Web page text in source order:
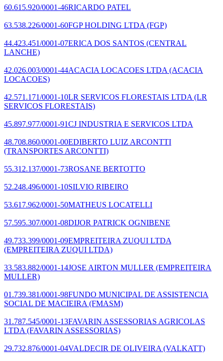
60.615.920/0001-46RICARDO PATEL
63.538.226/0001-60FGP HOLDING LTDA (FGP)
44.423.451/0001-07ERICA DOS SANTOS (CENTRAL
LANCHE)
42.026.003/0001-44ACACIA LOCACOES LTDA (ACACIA
LOCACOES)
42.571.171/0001-10LR SERVICOS FLORESTAIS LTDA (LR
SERVICOS FLORESTAIS)
45.897.977/0001-91CJ INDUSTRIA E SERVICOS LTDA
48.708.860/0001-00EDIBERTO LUIZ ARCONTTI
(TRANSPORTES ARCONTTI)
55.312.137/0001-73ROSANE BERTOTTO
52.248.496/0001-10SILVIO RIBEIRO
53.617.962/0001-50MATHEUS LOCATELLI
57.595.307/0001-08DIJOR PATRICK OGNIBENE
49.733.399/0001-09EMPREITEIRA ZUQUI LTDA
(EMPREITEIRA ZUQUI LTDA)
33.583.882/0001-14JOSE AIRTON MULLER (EMPREITEIRA
MULLER)
01.739.381/0001-98FUNDO MUNICIPAL DE ASSISTENCIA
SOCIAL DE MACIEIRA (FMASM)
31.787.545/0001-13FAVARIN ASSESSORIAS AGRICOLAS
LTDA (FAVARIN ASSESSORIAS)
29.732.876/0001-04VALDECIR DE OLIVEIRA (VALKATT)